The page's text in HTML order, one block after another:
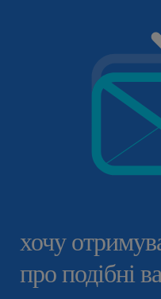
хочу
про подібні